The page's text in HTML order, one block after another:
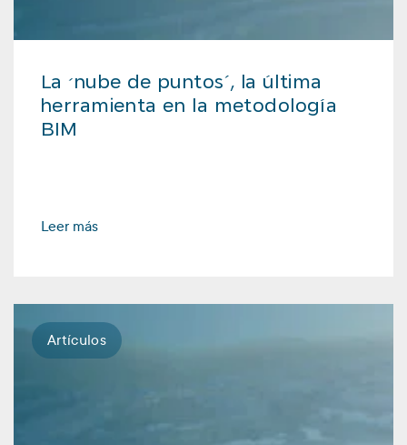
La ‘nube de puntos’, la última
herramienta en la metodología
BIM
Leer más
Artículos